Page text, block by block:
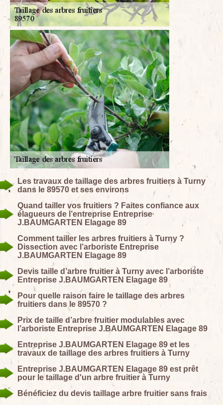
Les travaux de taillage des arbres fruitiers à Turny
dans le 89570 et ses environs
Quand tailler vos fruitiers ? Faites confiance aux
élagueurs de l’entreprise Entreprise
J.BAUMGARTEN Elagage 89
Comment tailler les arbres fruitiers à Turny ?
Dissection avec l’arboriste Entreprise
J.BAUMGARTEN Elagage 89
Devis taille d’arbre fruitier à Turny avec l’arboriste
Entreprise J.BAUMGARTEN Elagage 89
Pour quelle raison faire le taillage des arbres
fruitiers dans le 89570 ?
Prix de taille d’arbre fruitier modulables avec
l’arboriste Entreprise J.BAUMGARTEN Elagage 89
Entreprise J.BAUMGARTEN Elagage 89 et les
travaux de taillage des arbres fruitiers à Turny
Entreprise J.BAUMGARTEN Elagage 89 est prêt
pour le taillage d'un arbre fruitier à Turny
Bénéficiez du devis taillage arbre fruitier sans frais